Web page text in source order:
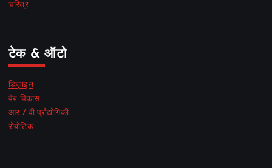
चरित्र
टेक & ऑटो
डिज़ाइन
वेब विकास
आर / वी प्रौद्योगिकी
रोबोटिक